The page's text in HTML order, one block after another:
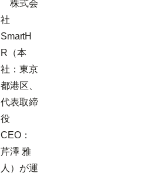
株式会
社
SmartH
R（本
社：東京
都港区、
代表取締
役
CEO：
芹澤 雅
人）が運